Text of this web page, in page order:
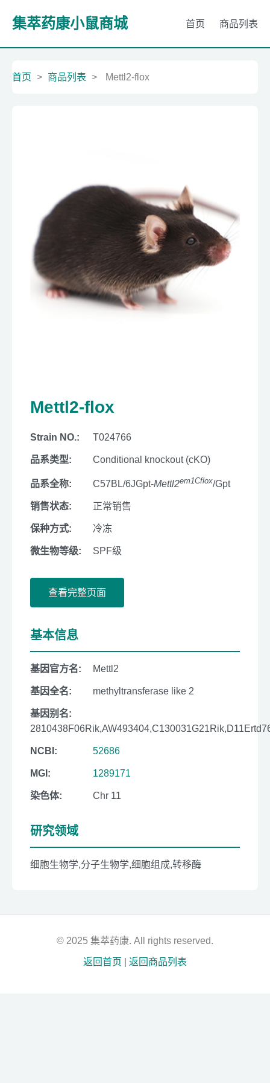
集萃药康小鼠商城 首页 商品列表
首页 > 商品列表 > Mettl2-flox
Mettl2-flox
Strain NO.: T024766
品系类型: Conditional knockout (cKO)
品系全称: C57BL/6JGpt-Mettl2em1Cflox/Gpt
销售状态: 正常销售
保种方式: 冷冻
微生物等级: SPF级
查看完整页面
基本信息
基因官方名: Mettl2
基因全名: methyltransferase like 2
基因别名:
NCBI: 52686
MGI: 1289171
染色体: Chr 11
研究领域
细胞生物学,分子生物学,细胞组成,转移酶
© 2025 集萃药康. All rights reserved.
返回首页 返回商品列表